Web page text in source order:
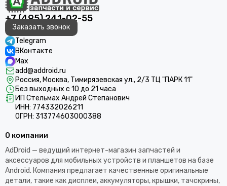
+7 (495) 241-02-55
Заказать звонок
Telegram
ВКонтакте
Max
add@addroid.ru
Россия, Москва, Тимирязевская ул., 2/3 ТЦ "ПАРК 11"
Без выходных с 10 до 21 часа
ИП Стельмах Андрей Степанович
ИНН: 774332026211
ОГРН: 313774603000388
О компании
AdDroid — ведущий интернет-магазин запчастей и
аксессуаров для мобильных устройств и планшетов на базе
Android. Компания предлагает качественные оригинальные
детали, такие как дисплеи, аккумуляторы, крышки, тачскрины,